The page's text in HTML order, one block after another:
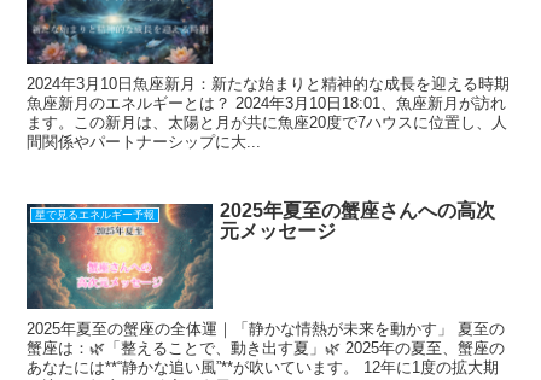
2024年3月10日魚座新月：新たな始まりと精神的な成長を迎える時期
魚座新月のエネルギーとは？ 2024年3月10日18:01、魚座新月が訪れ
ます。この新月は、太陽と月が共に魚座20度で7ハウスに位置し、人
間関係やパートナーシップに大...
星で見るエネルギー予報
2025年夏至の蟹座さんへの高次
元メッセージ
2025年夏至の蟹座の全体運｜「静かな情熱が未来を動かす」 夏至の
蟹座は：🌿「整えることで、動き出す夏」🌿 2025年の夏至、蟹座の
あなたには**“静かな追い風”**が吹いています。 12年に1度の拡大期